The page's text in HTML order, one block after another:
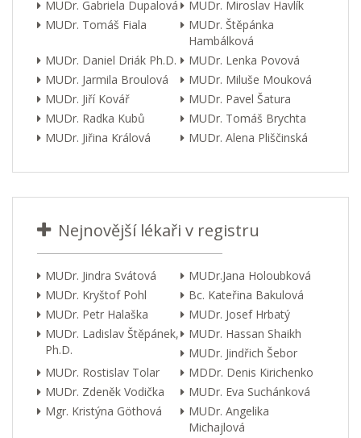
MUDr. Gabriela Dupalová
MUDr. Miroslav Havlík
MUDr. Tomáš Fiala
MUDr. Štěpánka
Hambálková
MUDr. Daniel Driák Ph.D.
MUDr. Lenka Povová
MUDr. Jarmila Broulová
MUDr. Miluše Mouková
MUDr. Jiří Kovář
MUDr. Pavel Šatura
MUDr. Radka Kubů
MUDr. Tomáš Brychta
MUDr. Jiřina Králová
MUDr. Alena Pliščinská
Nejnovější lékaři v registru
MUDr. Jindra Svátová
MUDr.Jana Holoubková
MUDr. Kryštof Pohl
Bc. Kateřina Bakulová
MUDr. Petr Halaška
MUDr. Josef Hrbatý
MUDr. Ladislav Štěpánek,
Ph.D.
MUDr. Hassan Shaikh
MUDr. Jindřich Šebor
MUDr. Rostislav Tolar
MDDr. Denis Kirichenko
MUDr. Zdeněk Vodička
MUDr. Eva Suchánková
Mgr. Kristýna Göthová
MUDr. Angelika
Michajlová